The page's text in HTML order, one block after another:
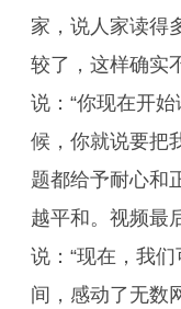
家，说人家读得
较了，这样确实
说：“你现在开
候，你就说要把
题都给予耐心和
越平和。视频最
说：“现在，我
间，感动了无数